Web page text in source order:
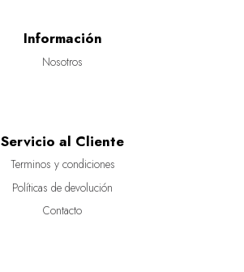
Información
Nosotros
Servicio al Cliente
Terminos y condiciones
Políticas de devolución
Contacto